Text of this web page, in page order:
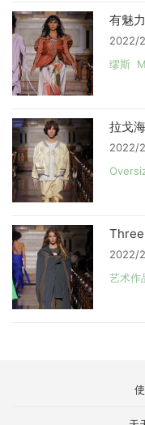
有魅
2022/
缪斯
拉戈
2022/
2022/
艺术